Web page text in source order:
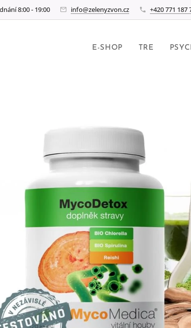
8:00 - 19:00 info@zelenyzvon.cz +420 771 187
E-SHOP TRE